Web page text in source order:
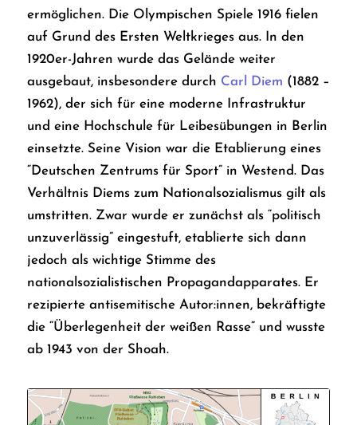
ermöglichen. Die Olympischen Spiele 1916 fielen
auf Grund des Ersten Weltkrieges aus. In den
1920er-Jahren wurde das Gelände weiter
ausgebaut, insbesondere durch Carl Diem (1882 –
1962), der sich für eine moderne Infrastruktur
und eine Hochschule für Leibesübungen in Berlin
einsetzte. Seine Vision war die Etablierung eines
“Deutschen Zentrums für Sport” in Westend. Das
Verhältnis Diems zum Nationalsozialismus gilt als
umstritten. Zwar wurde er zunächst als “politisch
unzuverlässig” eingestuft, etablierte sich dann
jedoch als wichtige Stimme des
nationalsozialistischen Propagandapparates. Er
rezipierte antisemitische Autor:innen, bekräftigte
die “Überlegenheit der weißen Rasse” und wusste
ab 1943 von der Shoah.